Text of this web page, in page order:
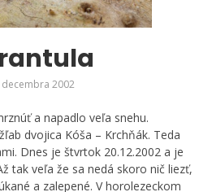
decembra 2002
a napadlo veľa snehu.
dvojica Kóša – Krchňák. Teda
Dnes je štvrtok 20.12.2002 a je
tak veľa že sa nedá skoro nič liezť,
a zalepené. V horolezeckom